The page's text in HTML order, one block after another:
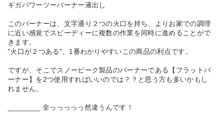
ギガパワーツーバーナー液出し
このバーナーは、文字通り２つの火口を持ち、よりお家での調理
に近い感覚でスピーディーに複数の作業を同時に進めることがで
きます。
"火口が２つある"、1番わかりやすいこの商品の利点です。
ですが、そこでスノーピーク製品のバーナーである【フラットバ
ーナー】を2つ使用すればいいのでは？？と思う方も多いかもし
れません。
________ 全っっっっっ然違うんです！